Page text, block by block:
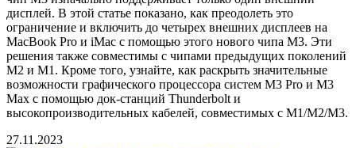
дисплей. В этой статье показано, как преодолеть это
ограничение и включить до четырех внешних дисплеев на
MacBook Pro и iMac с помощью этого нового чипа M3. Эти
решения также совместимы с чипами предыдущих поколений
M2 и M1. Кроме того, узнайте, как раскрыть значительные
возможности графического процессора систем M3 Pro и M3
Max с помощью док-станций Thunderbolt и
высокопроизводительных кабелей, совместимых с M1/M2/M3.
27.11.2023